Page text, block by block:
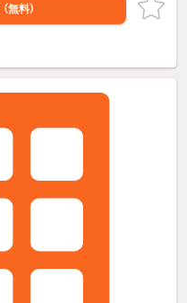
（無料）